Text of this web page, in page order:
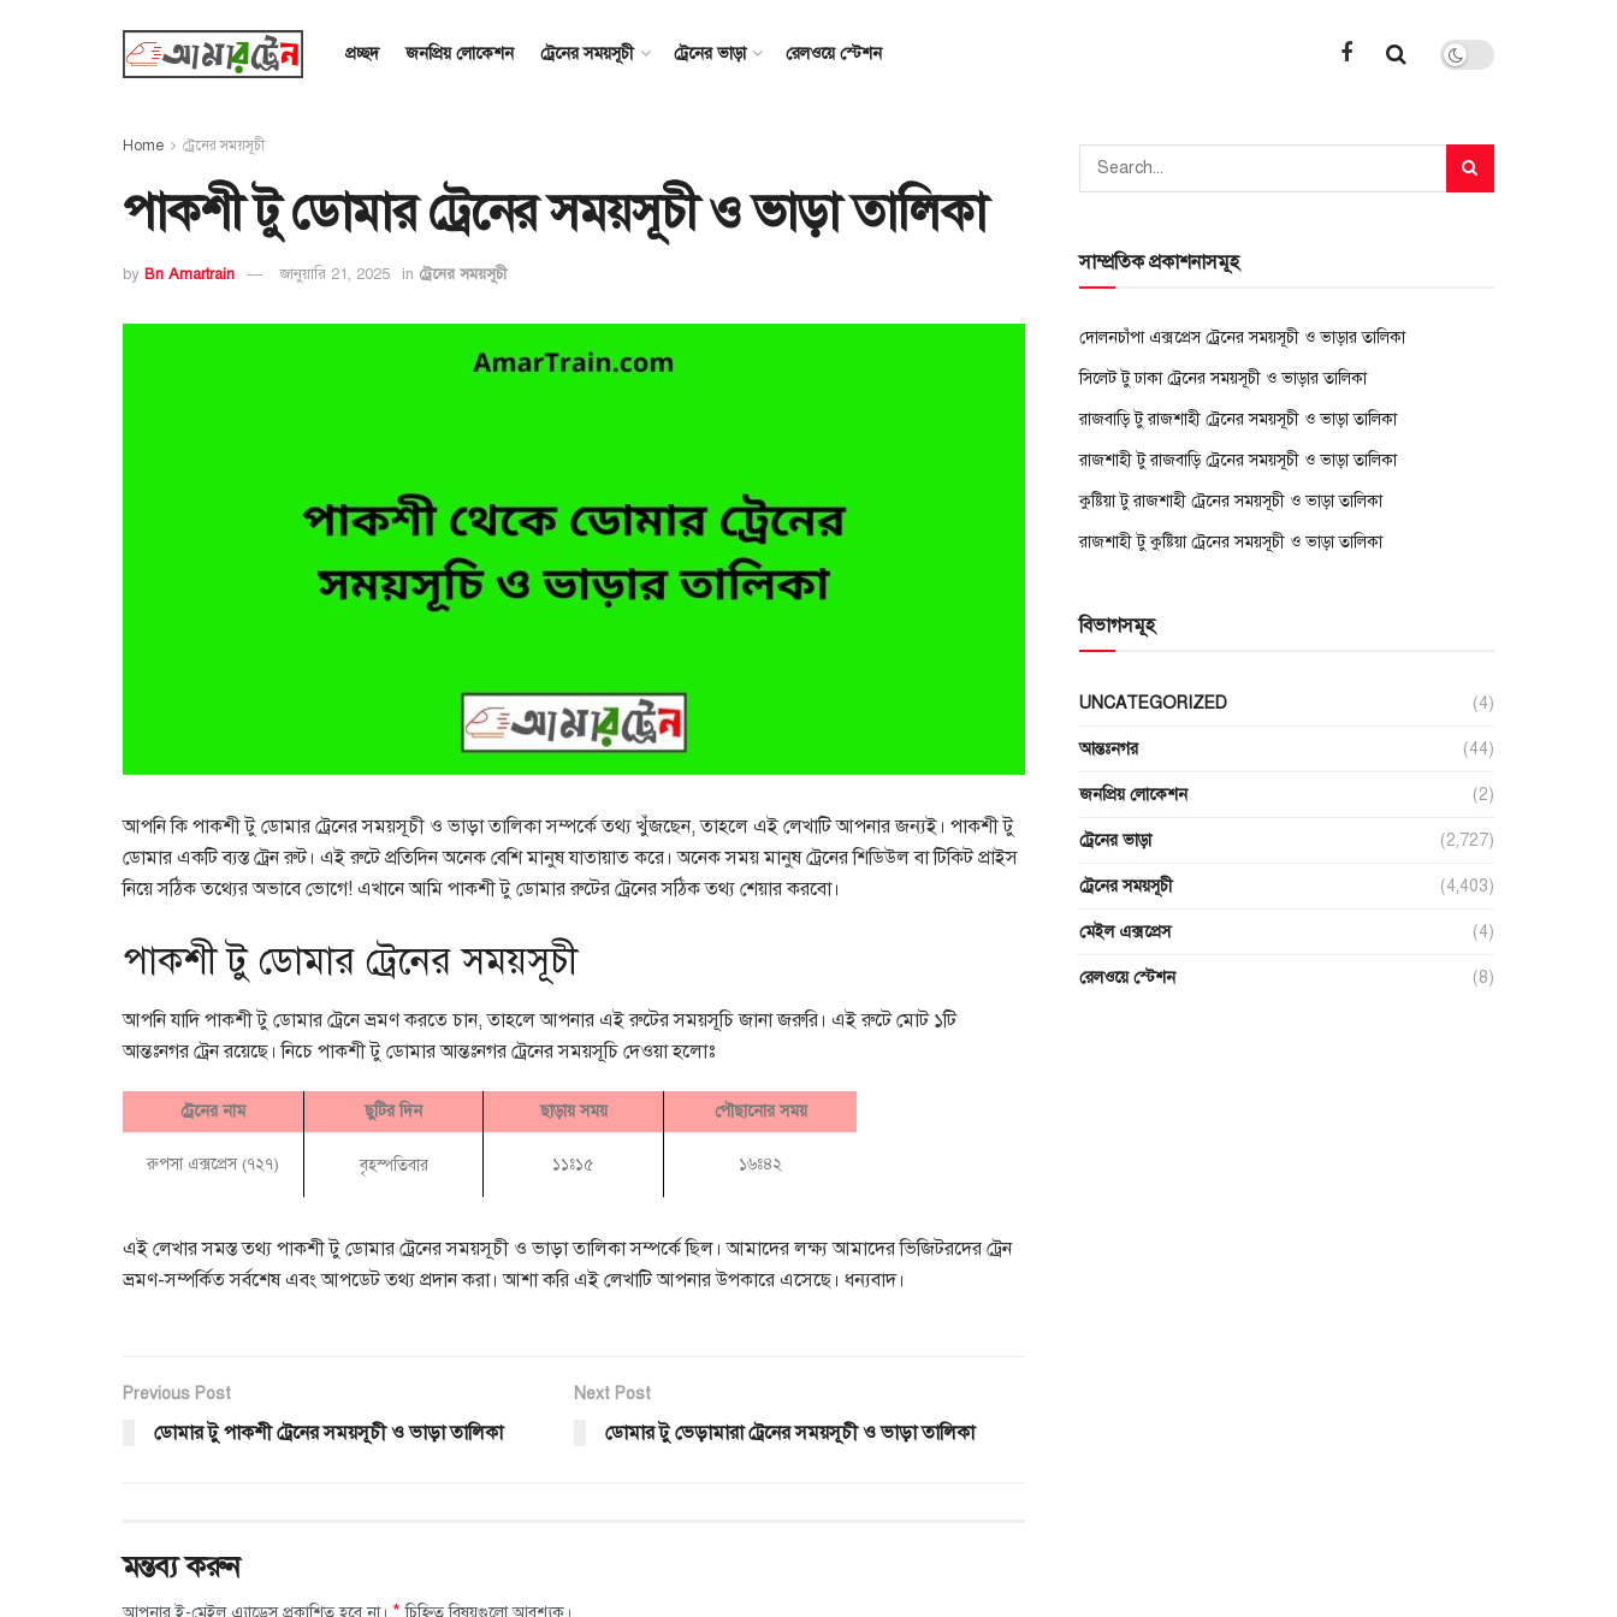
প্রচ্ছদ জনপ্রিয় লোকেশন ট্রেনের সময়সূচী ট্রেনের ভাড়া রেলওয়ে স্টেশন
Home ট্রেনের সময়সূচী
পাকশী টু ডোমার ট্রেনের সময়সূচী ও ভাড়া তালিকা
by Bn Amartrain জানুয়ারি 21, 2025 in ট্রেনের সময়সূচী
আপনি কি পাকশী টু ডোমার ট্রেনের সময়সূচী ও ভাড়া তালিকা সম্পর্কে তথ্য খুঁজছেন, তাহলে এই লেখাটি আপনার জন্যই। পাকশী টু
ডোমার একটি ব্যস্ত ট্রেন রুট। এই রুটে প্রতিদিন অনেক বেশি মানুষ যাতায়াত করে। অনেক সময় মানুষ ট্রেনের শিডিউল বা টিকিট প্রাইস
নিয়ে সঠিক তথ্যের অভাবে ভোগে! এখানে আমি পাকশী টু ডোমার রুটের ট্রেনের সঠিক তথ্য শেয়ার করবো।
পাকশী টু ডোমার ট্রেনের সময়সূচী
আপনি যাদি পাকশী টু ডোমার ট্রেনে ভ্রমণ করতে চান, তাহলে আপনার এই রুটের সময়সূচি জানা জরুরি। এই রুটে মোট ১টি
আন্তঃনগর ট্রেন রয়েছে। নিচে পাকশী টু ডোমার আন্তঃনগর ট্রেনের সময়সূচি দেওয়া হলোঃ
ট্রেনের নাম ছুটির দিন ছাড়ায় সময় পৌছানোর সময়
রুপসা এক্সপ্রেস (৭২৭) বৃহস্পতিবার ১১ঃ১৫ ১৬ঃ৪২
এই লেখার সমস্ত তথ্য পাকশী টু ডোমার ট্রেনের সময়সূচী ও ভাড়া তালিকা সম্পর্কে ছিল। আমাদের লক্ষ্য আমাদের ভিজিটরদের ট্রেন
ভ্রমণ-সম্পর্কিত সর্বশেষ এবং আপডেট তথ্য প্রদান করা। আশা করি এই লেখাটি আপনার উপকারে এসেছে। ধন্যবাদ।
Previous Post
ডোমার টু পাকশী ট্রেনের সময়সূচী ও ভাড়া তালিকা
Next Post
ডোমার টু ভেড়ামারা ট্রেনের সময়সূচী ও ভাড়া তালিকা
মন্তব্য করুন
সাম্প্রতিক প্রকাশনাসমূহ
দোলনচাঁপা এক্সপ্রেস ট্রেনের সময়সূচী ও ভাড়ার তালিকা
সিলেট টু ঢাকা ট্রেনের সময়সূচী ও ভাড়ার তালিকা
রাজবাড়ি টু রাজশাহী ট্রেনের সময়সূচী ও ভাড়া তালিকা
রাজশাহী টু রাজবাড়ি ট্রেনের সময়সূচী ও ভাড়া তালিকা
কুষ্টিয়া টু রাজশাহী ট্রেনের সময়সূচী ও ভাড়া তালিকা
রাজশাহী টু কুষ্টিয়া ট্রেনের সময়সূচী ও ভাড়া তালিকা
বিভাগসমূহ
UNCATEGORIZED (4)
আন্তঃনগর (44)
জনপ্রিয় লোকেশন (2)
ট্রেনের ভাড়া (2,727)
ট্রেনের সময়সূচী (4,403)
মেইল এক্সপ্রেস (4)
রেলওয়ে স্টেশন (8)